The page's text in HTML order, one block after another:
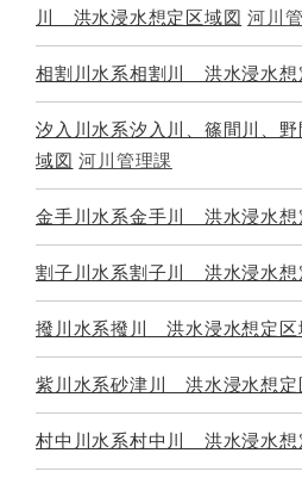
川 洪水浸水想定区域図 河川
相割川水系相割川 洪水浸水想
汐入川水系汐入川、篠間川、
域図 河川管理課
金手川水系金手川 洪水浸水想
割子川水系割子川 洪水浸水想
撥川水系撥川 洪水浸水想定区
紫川水系砂津川 洪水浸水想定
村中川水系村中川 洪水浸水想